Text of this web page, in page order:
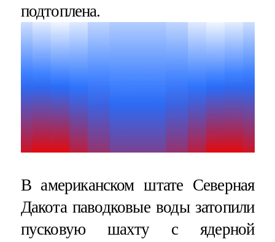
подтоплена.
В американском штате Северная
Дакота паводковые воды затопили
пусковую шахту с ядерной